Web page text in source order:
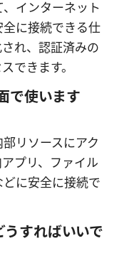
インターネット
に接続できる仕
れ、認証済みの
できます。
で使います
リソースにアク
プリ、ファイル
に安全に接続で
すればいいで